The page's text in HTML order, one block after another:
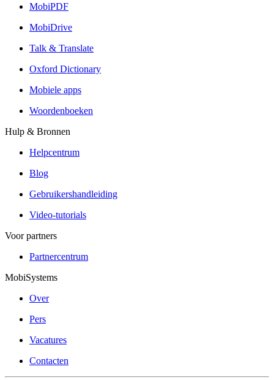
MobiPDF
MobiDrive
Talk & Translate
Oxford Dictionary
Mobiele apps
Woordenboeken
Hulp & Bronnen
Helpcentrum
Blog
Gebruikershandleiding
Video-tutorials
Voor partners
Partnercentrum
MobiSystems
Over
Pers
Vacatures
Contacten